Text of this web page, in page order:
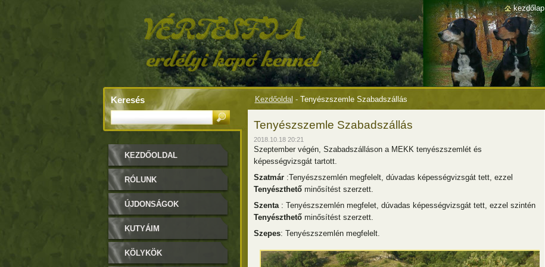
Kezdőoldal - Tenyészszemle Szabadszállás
Tenyészszemle Szabadszállás
2018.10.18 20:21
Szeptember végén, Szabadszálláson a MEKK tenyészszemlét és
képességvizsgát tartott.
Szatmár:Tenyészszemlén megfelelt, dúvadas képességvizsgát tett, ezzel
Tenyészthetőminősítést szerzett.
Szenta: Tenyészszemlén megfelet, dúvadas képességvizsgát tett, ezzel szintén
Tenyészthetőminősítést szerzett.
Szepes: Tenyészszemlén megfelelt.
KEZDŐOLDAL
RÓLUNK
ÚJDONSÁGOK
KUTYÁIM
KÖLYKÖK
Keresés
kezdőlap